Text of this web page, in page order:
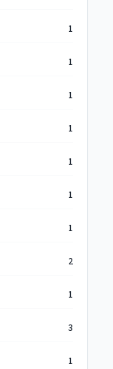
1
1
1
1
1
1
1
2
1
3
1